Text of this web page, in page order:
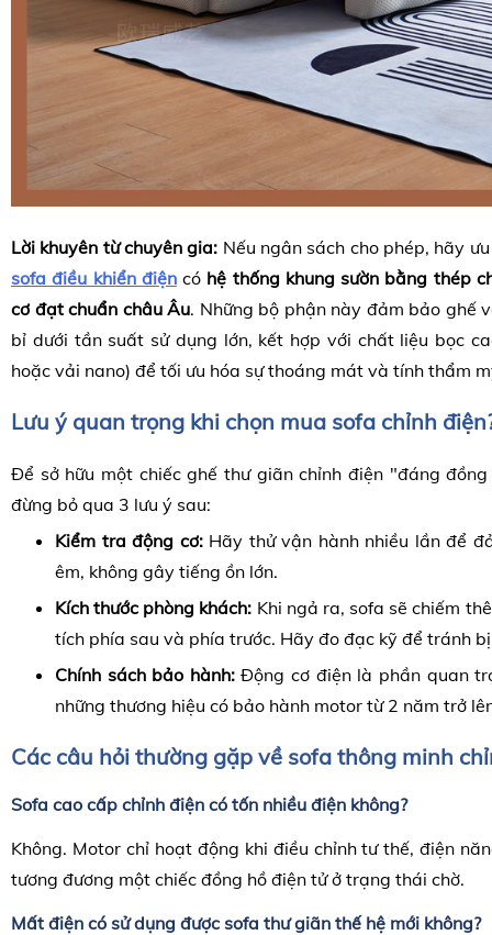
Lời khuyên từ chuyên gia: Nếu ngân sách cho phép, hãy
sofa điều khiển điệncó hệ thống khung sườn bằng thép
cơ đạt chuẩn châu Âu. Những bộ phận này đảm bảo ghế
bỉ dưới tần suất sử dụng lớn, kết hợp với chất liệu bọc
hoặc vải nano) để tối ưu hóa sự thoáng mát và tính thẩm
Lưu ý quan trọng khi chọn mua sofa chỉnh
Để sở hữu một chiếc ghế thư giãn chỉnh điện "đáng
đừng bỏ qua 3 lưu ý sau:
Kiểm tra động cơ:Hãy thử vận hành nhiều lần để
êm, không gây tiếng ồn lớn.
Kích thước phòng khách: Khi ngả ra, sofa sẽ chiếm
tích phía sau và phía trước. Hãy đo đạc kỹ để tránh
Chính sách bảo hành:Động cơ điện là phần quan
những thương hiệu có bảo hành motor từ 2 năm trở
Các câu hỏi thường gặp về sofa thông minh
Sofa cao cấp chỉnh điện có tốn nhiều điện không?
Không. Motor chỉ hoạt động khi điều chỉnh tư thế, điện
tương đương một chiếc đồng hồ điện tử ở trạng thái chờ.
Mất điện có sử dụng được sofa thư giãn thế hệ mới không?